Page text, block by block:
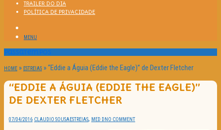
TRAILER DO DIA
POLÍTICA DE PRIVACIDADE
MENU
Passatempos
HOME » ESTREIAS »“Eddie a Águia (Eddie the Eagle)” de Dexter Fletcher
“EDDIE A ÁGUIA (EDDIE THE EAGLE)”
DE DEXTER FLETCHER
07/04/2016 CLAUDIO SOUSAESTREIAS, MED D NO COMMENT